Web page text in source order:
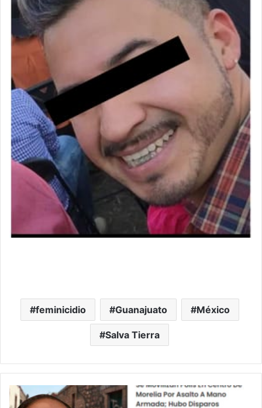
feminicidio Guanajuato México
Salva Tierra
#Morelia
Noticias